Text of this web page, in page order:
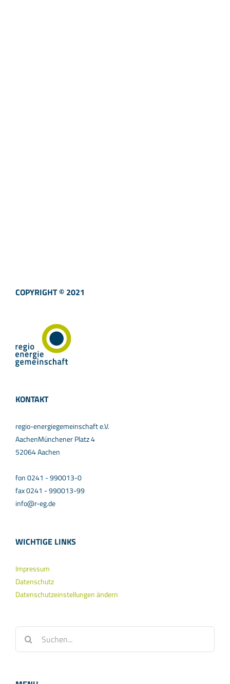
COPYRIGHT © 2021
KONTAKT
regio-energiegemeinschaft e.V.
AachenMünchener Platz 4
52064 Aachen
fon 0241 - 990013-0
fax 0241 - 990013-99
info@r-eg.de
WICHTIGE LINKS
Impressum
Datenschutz
Datenschutzeinstellungen ändern
nach: